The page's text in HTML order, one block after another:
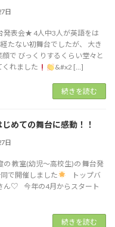
日
発表会★ 4人中3人が英語をは
たない初舞台でしたが、 大き
で びっくりするくらい堂々と
くれました
&#x2 […]
続きを読む
めての舞台に感動！！
日
の 教室(幼児～高校生)の 舞台発
で開催しました
トップバ
ん♡ 今年の4月からスタート
続きを読む